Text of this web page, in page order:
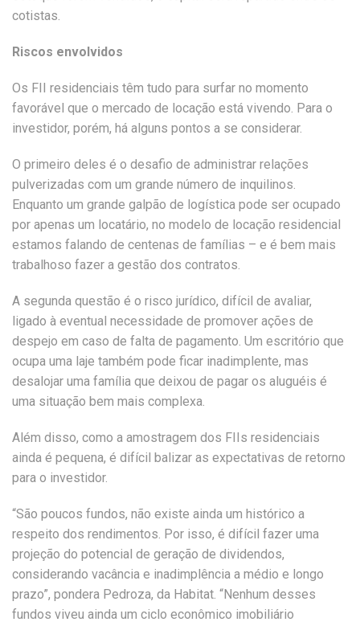
cotistas.
Riscos envolvidos
Os FII residenciais têm tudo para surfar no momento
favorável que o mercado de locação está vivendo. Para o
investidor, porém, há alguns pontos a se considerar.
O primeiro deles é o desafio de administrar relações
pulverizadas com um grande número de inquilinos.
Enquanto um grande galpão de logística pode ser ocupado
por apenas um locatário, no modelo de locação residencial
estamos falando de centenas de famílias – e é bem mais
trabalhoso fazer a gestão dos contratos.
A segunda questão é o risco jurídico, difícil de avaliar,
ligado à eventual necessidade de promover ações de
despejo em caso de falta de pagamento. Um escritório que
ocupa uma laje também pode ficar inadimplente, mas
desalojar uma família que deixou de pagar os aluguéis é
uma situação bem mais complexa.
Além disso, como a amostragem dos FIIs residenciais
ainda é pequena, é difícil balizar as expectativas de retorno
para o investidor.
“São poucos fundos, não existe ainda um histórico a
respeito dos rendimentos. Por isso, é difícil fazer uma
projeção do potencial de geração de dividendos,
considerando vacância e inadimplência a médio e longo
prazo”, pondera Pedroza, da Habitat. “Nenhum desses
fundos viveu ainda um ciclo econômico imobiliário